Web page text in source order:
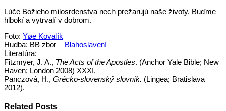
Lúče Božieho milosrdenstva nech prežarujú naše životy. Buďme
hlbokí a vytrvalí v dobrom.
Foto: Yøe Kovalík
Hudba: BB zbor – Blahoslavení
Literatúra:
Fitzmyer, J. A., The Acts of the Apostles. (Anchor Yale Bible; New
Haven; London 2008) XXXI.
Panczová, H., Grécko-slovenský slovník. (Lingea; Bratislava
2012).
Related Posts